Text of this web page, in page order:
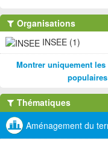
Organisations
INSEE (1)
Montrer uniquement
populaires
Thématiques
Aménagement du